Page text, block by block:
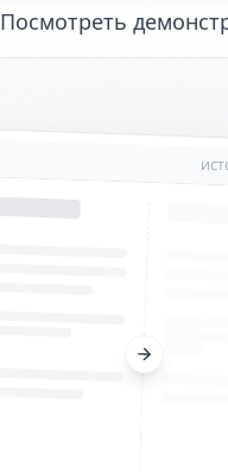
Посмотреть